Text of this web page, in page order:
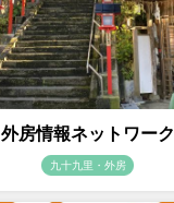
外房情報ネットワーク
九十九里・外房